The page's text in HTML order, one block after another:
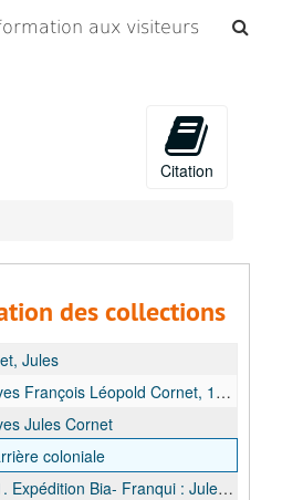
aux visiteurs
Citation
des collections
Jules
François Léopold Cornet, 1864-1889
Jules Cornet
coloniale
Expédition Bia- Franqui : Jules Cornet au Katanga